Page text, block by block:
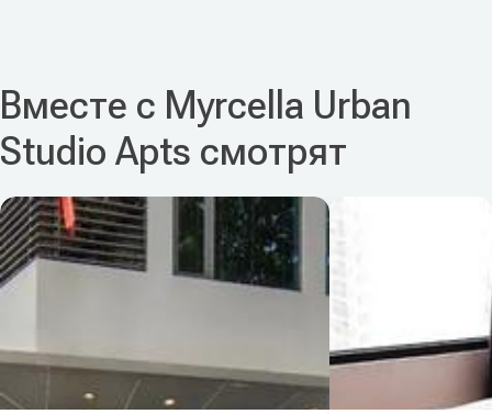
Вместе с Myrcella Urban
Studio Apts смотрят